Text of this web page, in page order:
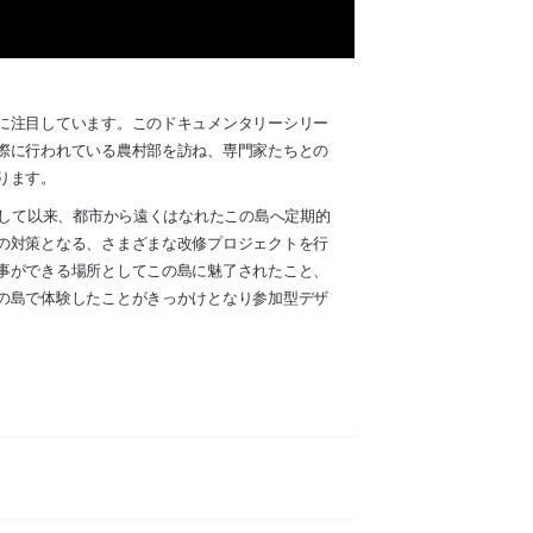
目しています。このドキュメンタリーシリー
に行われている農村部を訪ね、専門家たちとの
す。
て以来、都市から遠くはなれたこの島へ定期的
策となる、さまざまな改修プロジェクトを行
できる場所としてこの島に魅了されたこと、
で体験したことがきっかけとなり参加型デザ